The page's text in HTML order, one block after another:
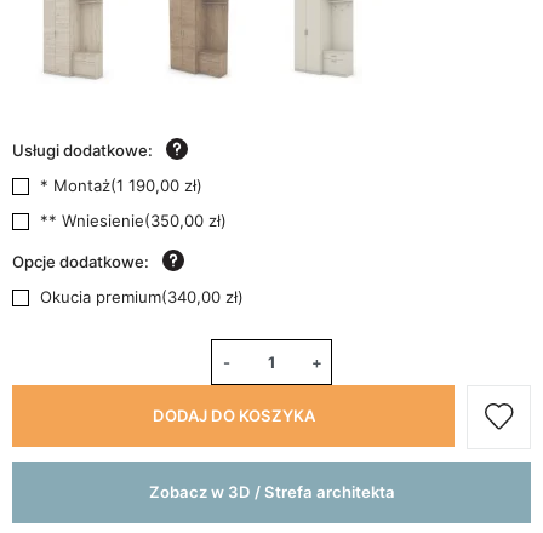
Usługi dodatkowe:
* Montaż(1 190,00 zł)
** Wniesienie(350,00 zł)
Opcje dodatkowe:
Okucia premium(340,00 zł)
- +
DODAJ DO KOSZYKA
Zobacz w 3D / Strefa architekta